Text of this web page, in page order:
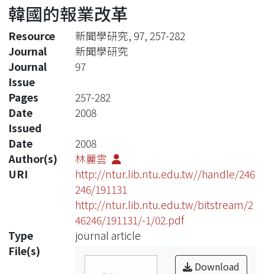
Statistics
韓國的報業改革
Resource
新聞學研究, 97, 257-282
Journal
新聞學研究
Journal
Issue
97
Pages
257-282
Date
Issued
2008
Date
2008
Author(s)
林麗雲
URI
http://ntur.lib.ntu.edu.tw//handle/246
246/191131
http://ntur.lib.ntu.edu.tw/bitstream/2
46246/191131/-1/02.pdf
Type
journal article
File(s)
Download